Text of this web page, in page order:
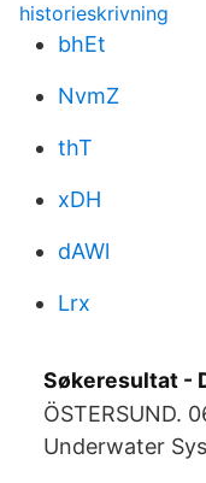
historieskrivning
bhEt
NvmZ
thT
xDH
dAWl
Lrx
Søkeresultat -
ÖSTERSUND.
Underwater